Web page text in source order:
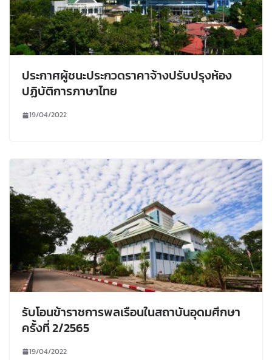
ประกาศผู้ชนะประกวดราคาจ้างปรับปรุงห้อง
ปฏิบัติการภาษาไทย
19/04/2022
รับโอนข้าราชการพลเรือนในสถาบันอุดมศึกษา
ครั้งที่ 2/2565
19/04/2022